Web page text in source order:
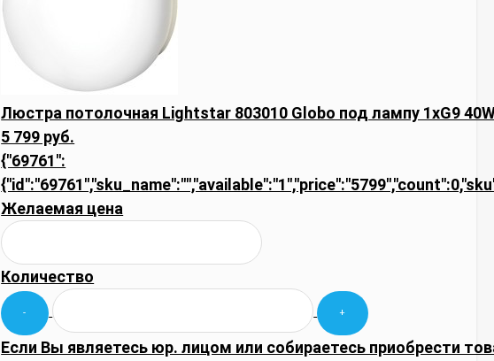
Люстра потолочная Lightstar 803010 Globo под лампу 1xG9
5 799 руб.
{"69761":
Желаемая цена
Количество
Если Вы являетесь юр. лицом или собираетесь приобрести